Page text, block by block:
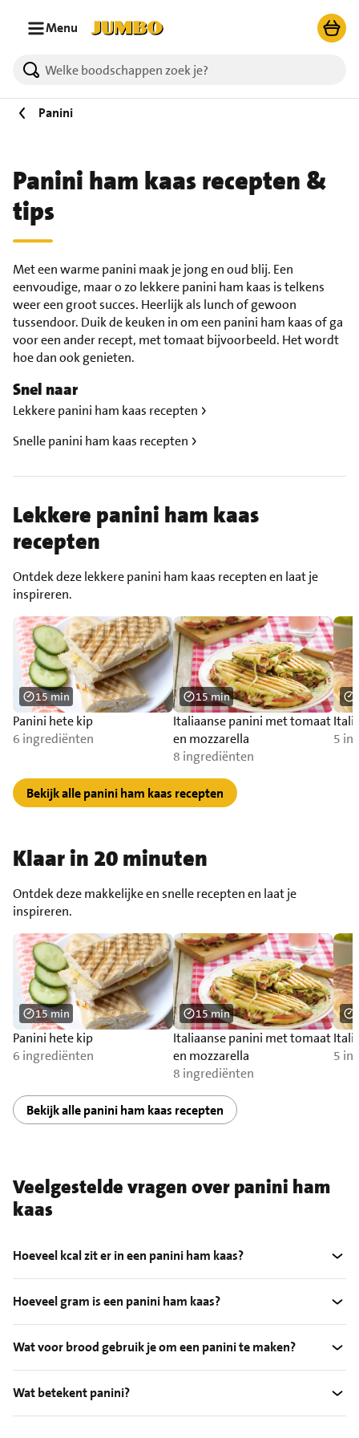
Menu
Panini
Panini ham kaas recepten &
tips
Met een warme panini maak je jong en oud blij. Een
eenvoudige, maar o zo lekkere panini ham kaas is telkens
weer een groot succes. Heerlijk als lunch of gewoon
tussendoor. Duik de keuken in om een panini ham kaas of ga
voor een ander recept, met tomaat bijvoorbeeld. Het wordt
hoe dan ook genieten.
Snel naar
Lekkere panini ham kaas recepten
Snelle panini ham kaas recepten
Lekkere panini ham kaas
recepten
Ontdek deze lekkere panini ham kaas recepten en laat je
inspireren.
Panini hete kip
6 ingrediënten
15 min
Italiaanse panini met tomaat
en mozzarella
8 ingrediënten
15 min
5
Bekijk alle panini ham kaas recepten
Klaar in 20 minuten
Ontdek deze makkelijke en snelle recepten en laat je
inspireren.
Panini hete kip
6 ingrediënten
15 min
Italiaanse panini met tomaat
en mozzarella
8 ingrediënten
15 min
5
Bekijk alle panini ham kaas recepten
Veelgestelde vragen over panini ham
kaas
Hoeveel kcal zit er in een panini ham kaas?
Hoeveel gram is een panini ham kaas?
Wat voor brood gebruik je om een panini te maken?
Wat betekent panini?